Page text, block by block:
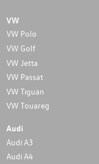
VW
VW Polo
VW Golf
VW Jetta
VW Passat
VW Tiguan
VW Touareg
Audi
Audi A3
Audi A4